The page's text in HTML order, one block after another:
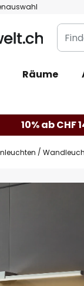
Finden
Sie
Räume
10% ab CHF